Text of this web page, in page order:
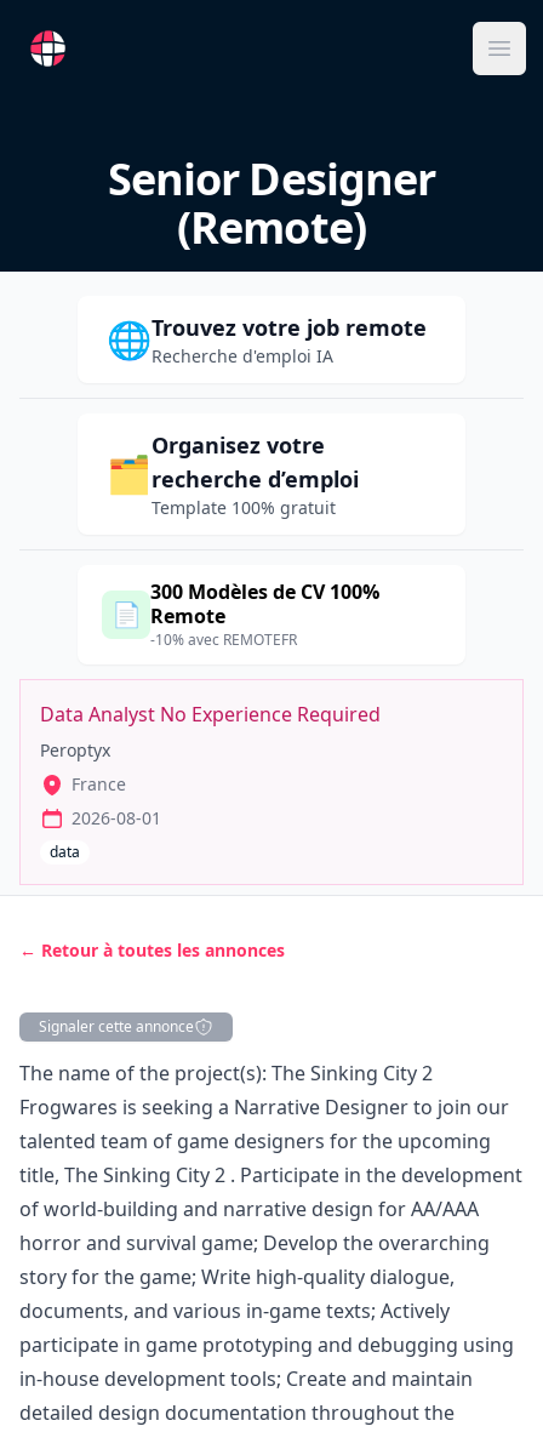
RemoteFR
Senior Designer
(Remote)
🌐Trouvez votre job remote
Recherche d'emploi IA
🗂️
Organisez votre
recherche d’emploi
Template 100% gratuit
📄
300 Modèles de CV 100%
Remote
-10% avec REMOTEFR
Data Analyst No Experience Required
Peroptyx
France
2026-08-01
data
← Retour à toutes les annonces
Signaler cette annonce
Description
The name of the project(s): The Sinking City 2
Frogwares is seeking a Narrative Designer to join our
talented team of game designers for the upcoming
title, The Sinking City 2 . Participate in the development
of world-building and narrative design for AA/AAA
horror and survival game; Develop the overarching
story for the game; Write high-quality dialogue,
documents, and various in-game texts; Actively
participate in game prototyping and debugging using
in-house development tools; Create and maintain
detailed design documentation throughout the